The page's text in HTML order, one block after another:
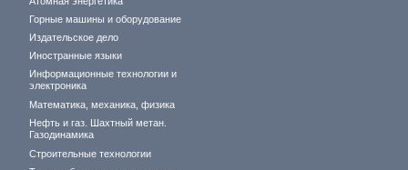
Горные машины и оборудование
Издательское дело
Иностранные языки
Информационные технологии и
электроника
Математика, механика, физика
Нефть и газ. Шахтный метан.
Газодинамика
Строительные технологии